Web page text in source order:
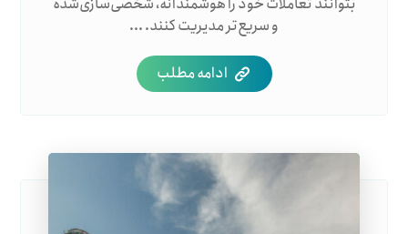
و سریع‌تر مدیریت کنند. ...
ادامه مطلب